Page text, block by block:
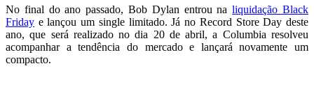
No final do ano passado, Bob Dylan entrou naliquidação Black
Friday e lançou um single limitado. Já no Record Store Day deste
ano, que será realizado no dia 20 de abril, a Columbia resolveu
acompanhar a tendência do mercado e lançará novamente um
compacto.